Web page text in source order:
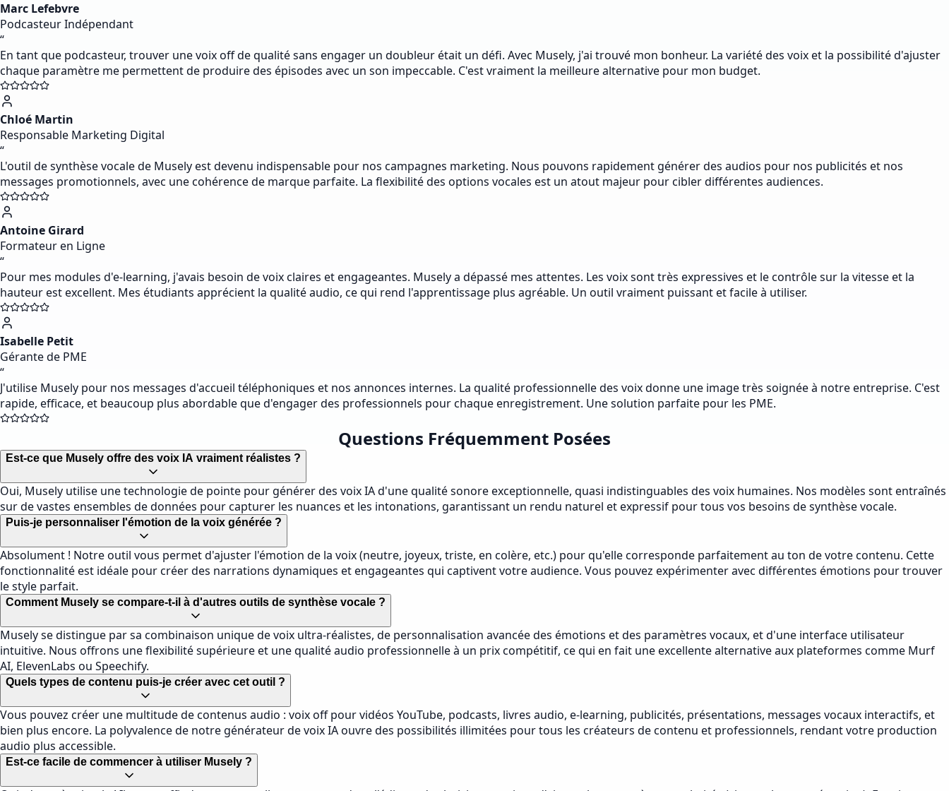
Marc Lefebvre
Podcasteur Indépendant
“
En tant que podcasteur, trouver une voix off de qualité sans engager un doubleur était un défi. Avec Musely, j'ai trouvé mon bonheur. La variété des voix et la possibilité d'ajuster
chaque paramètre me permettent de produire des épisodes avec un son impeccable. C'est vraiment la meilleure alternative pour mon budget.
Chloé Martin
Responsable Marketing Digital
“
L'outil de synthèse vocale de Musely est devenu indispensable pour nos campagnes marketing. Nous pouvons rapidement générer des audios pour nos publicités et nos
messages promotionnels, avec une cohérence de marque parfaite. La flexibilité des options vocales est un atout majeur pour cibler différentes audiences.
Antoine Girard
Formateur en Ligne
“
Pour mes modules d'e-learning, j'avais besoin de voix claires et engageantes. Musely a dépassé mes attentes. Les voix sont très expressives et le contrôle sur la vitesse et la
hauteur est excellent. Mes étudiants apprécient la qualité audio, ce qui rend l'apprentissage plus agréable. Un outil vraiment puissant et facile à utiliser.
Isabelle Petit
Gérante de PME
“
J'utilise Musely pour nos messages d'accueil téléphoniques et nos annonces internes. La qualité professionnelle des voix donne une image très soignée à notre entreprise. C'est
rapide, efficace, et beaucoup plus abordable que d'engager des professionnels pour chaque enregistrement. Une solution parfaite pour les PME.
Questions Fréquemment Posées
Est-ce que Musely offre des voix IA vraiment réalistes ?
Oui, Musely utilise une technologie de pointe pour générer des voix IA d'une qualité sonore exceptionnelle, quasi indistinguables des voix humaines. Nos modèles sont entraînés
sur de vastes ensembles de données pour capturer les nuances et les intonations, garantissant un rendu naturel et expressif pour tous vos besoins de synthèse vocale.
Puis-je personnaliser l'émotion de la voix générée ?
Absolument ! Notre outil vous permet d'ajuster l'émotion de la voix (neutre, joyeux, triste, en colère, etc.) pour qu'elle corresponde parfaitement au ton de votre contenu. Cette
fonctionnalité est idéale pour créer des narrations dynamiques et engageantes qui captivent votre audience. Vous pouvez expérimenter avec différentes émotions pour trouver
le style parfait.
Comment Musely se compare-t-il à d'autres outils de synthèse vocale ?
Musely se distingue par sa combinaison unique de voix ultra-réalistes, de personnalisation avancée des émotions et des paramètres vocaux, et d'une interface utilisateur
intuitive. Nous offrons une flexibilité supérieure et une qualité audio professionnelle à un prix compétitif, ce qui en fait une excellente alternative aux plateformes comme Murf
AI, ElevenLabs ou Speechify.
Quels types de contenu puis-je créer avec cet outil ?
Vous pouvez créer une multitude de contenus audio : voix off pour vidéos YouTube, podcasts, livres audio, e-learning, publicités, présentations, messages vocaux interactifs, et
bien plus encore. La polyvalence de notre générateur de voix IA ouvre des possibilités illimitées pour tous les créateurs de contenu et professionnels, rendant votre production
audio plus accessible.
Est-ce facile de commencer à utiliser Musely ?